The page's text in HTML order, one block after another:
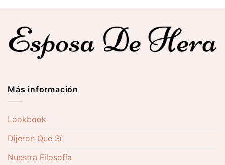
290,00 €
€
Más información
Lookbook
Dijeron Que Sí
Nuestra Filosofía